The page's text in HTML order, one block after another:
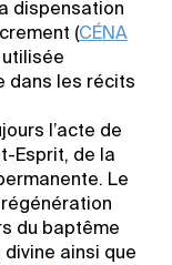
dispensation
(CÉNA
utilisée
dans les récits
l’acte de
Esprit, de la
Le
du baptême
ainsi que